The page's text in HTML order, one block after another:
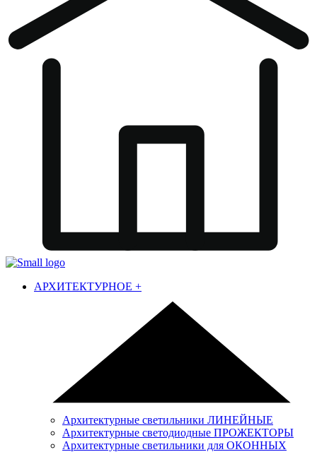
АРХИТЕКТУРНОЕ +
Архитектурные светильники ЛИНЕЙНЫЕ
Архитектурные светодиодные ПРОЖЕКТОРЫ
Архитектурные светильники для ОКОННЫХ